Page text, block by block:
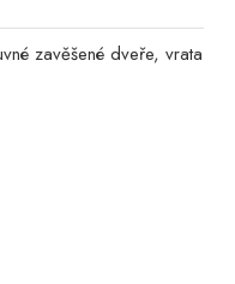
zavěšené dveře, vrata